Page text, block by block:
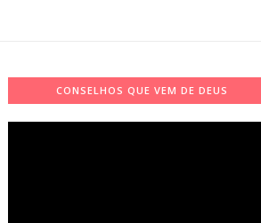
CONSELHOS QUE VEM DE DEUS